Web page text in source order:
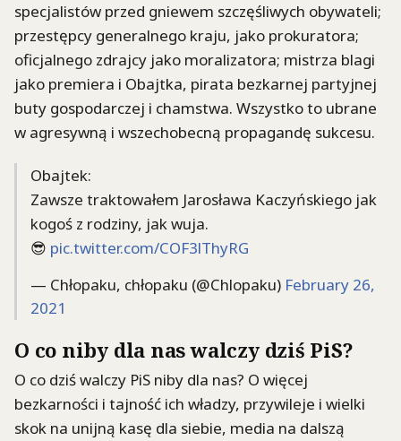
specjalistów przed gniewem szczęśliwych obywateli;
przestępcy generalnego kraju, jako prokuratora;
oficjalnego zdrajcy jako moralizatora; mistrza blagi
jako premiera i Obajtka, pirata bezkarnej partyjnej
buty gospodarczej i chamstwa. Wszystko to ubrane
w agresywną i wszechobecną propagandę sukcesu.
Obajtek:
Zawsze traktowałem Jarosława Kaczyńskiego jak
kogoś z rodziny, jak wuja.
😎 pic.twitter.com/COF3lThyRG
— Chłopaku, chłopaku (@Chlopaku) February 26,
2021
O co niby dla nas walczy dziś PiS?
O co dziś walczy PiS niby dla nas? O więcej
bezkarności i tajność ich władzy, przywileje i wielki
skok na unijną kasę dla siebie, media na dalszą